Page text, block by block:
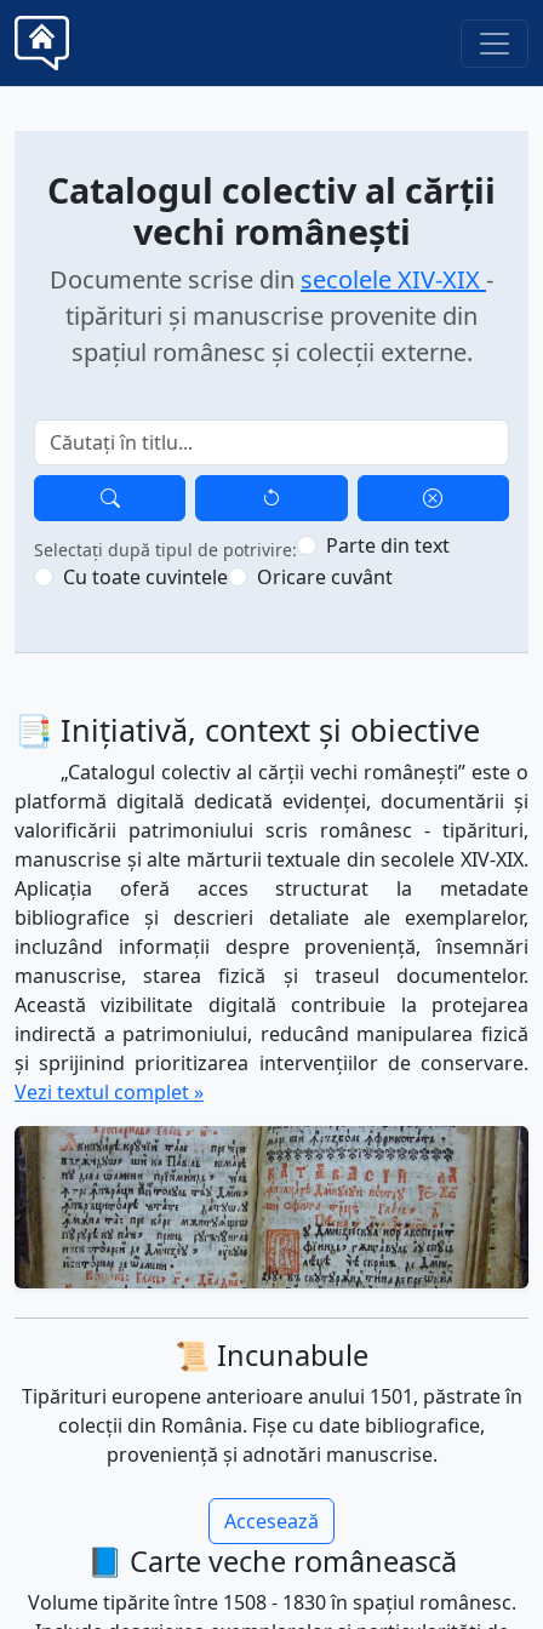
Catalogul colectiv al cărții
vechi românești
Documente scrise din secolele XIV-XIX-
tipărituri și manuscrise provenite din
spațiul românesc și colecții externe.
Selectați după tipul de potrivire:
Parte din text
Cu toate cuvintele
Oricare cuvânt
📑 Inițiativă, context și obiective
„Catalogul colectiv al cărții vechi românești” este o
platformă digitală dedicată evidenței, documentării și
valorificării patrimoniului scris românesc - tipărituri,
manuscrise și alte mărturii textuale din secolele XIV-XIX.
Aplicația oferă acces structurat la metadate
bibliografice și descrieri detaliate ale exemplarelor,
incluzând informații despre proveniență, însemnări
manuscrise, starea fizică și traseul documentelor.
Această vizibilitate digitală contribuie la protejarea
indirectă a patrimoniului, reducând manipularea fizică
și sprijinind prioritizarea intervențiilor de conservare.
Vezi textul complet »
📜 Incunabule
Tipărituri europene anterioare anului 1501, păstrate în
colecții din România. Fișe cu date bibliografice,
proveniență și adnotări manuscrise.
Accesează
📘 Carte veche românească
Volume tipărite între 1508 - 1830 în spațiul românesc.